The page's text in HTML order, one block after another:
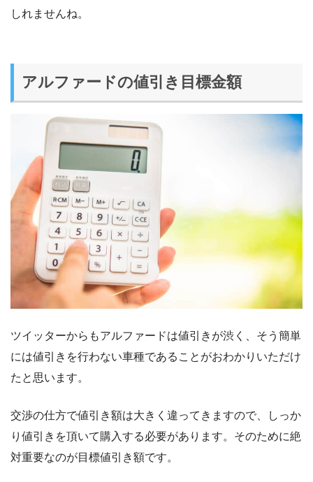
しれませんね。
アルファードの値引き目標金額
ツイッターからもアルファードは値引きが渋く、そう簡単
には値引きを行わない車種であることがおわかりいただけ
たと思います。
交渉の仕方で値引き額は大きく違ってきますので、しっか
り値引きを頂いて購入する必要があります。そのために絶
対重要なのが目標値引き額です。